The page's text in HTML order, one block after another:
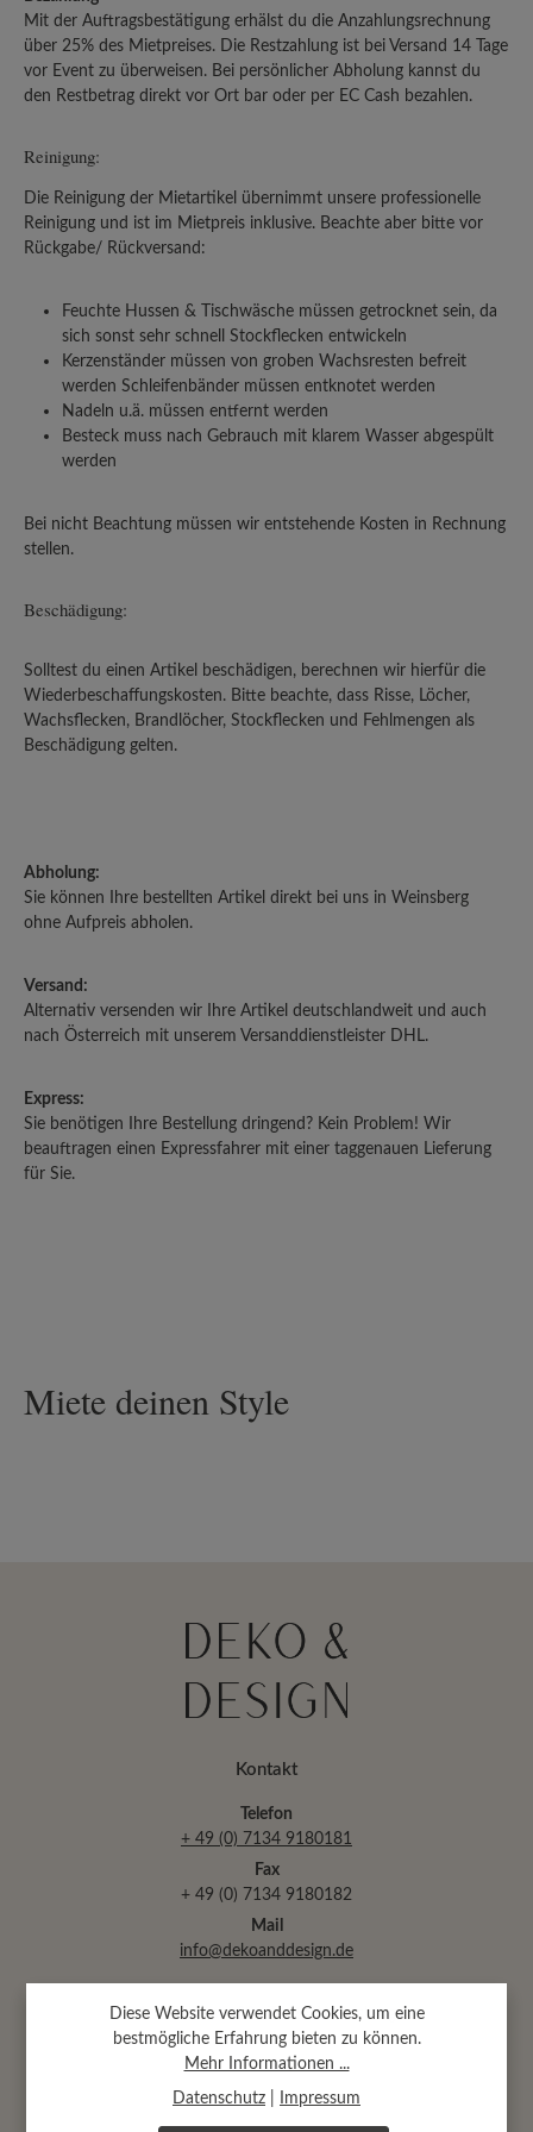
Mit der Auftragsbestätigung erhälst du die Anzahlungsrechnung
über 25% des Mietpreises. Die Restzahlung ist bei Versand 14 Tage
vor Event zu überweisen. Bei persönlicher Abholung kannst du
den Restbetrag direkt vor Ort bar oder per EC Cash bezahlen.
Reinigung:
Die Reinigung der Mietartikel übernimmt unsere professionelle
Reinigung und ist im Mietpreis inklusive. Beachte aber bitte vor
Rückgabe/ Rückversand:
Feuchte Hussen & Tischwäsche müssen getrocknet sein, da
sich sonst sehr schnell Stockflecken entwickeln
Kerzenständer müssen von groben Wachsresten befreit
werden Schleifenbänder müssen entknotet werden
Nadeln u.ä. müssen entfernt werden
Besteck muss nach Gebrauch mit klarem Wasser abgespült
werden
Bei nicht Beachtung müssen wir entstehende Kosten in Rechnung
stellen.
Beschädigung:
Solltest du einen Artikel beschädigen, berechnen wir hierfür die
Wiederbeschaffungskosten. Bitte beachte, dass Risse, Löcher,
Wachsflecken, Brandlöcher, Stockflecken und Fehlmengen als
Beschädigung gelten.
Abholung:
Sie können Ihre bestellten Artikel direkt bei uns in Weinsberg
ohne Aufpreis abholen.
Versand:
Alternativ versenden wir Ihre Artikel deutschlandweit und auch
nach Österreich mit unserem Versanddienstleister DHL.
Express:
Sie benötigen Ihre Bestellung dringend? Kein Problem! Wir
beauftragen einen Expressfahrer mit einer taggenauen Lieferung
für Sie.
Miete deinen Style
Kontakt
Telefon
+ 49 (0) 7134 9180181
Fax
+ 49 (0) 7134 9180182
Mail
info@dekoanddesign.de
Abtsäckerstr. 30 · 74189 Weinsberg
(bei Heilbronn)
Diese Website verwendet Cookies, um eine
bestmögliche Erfahrung bieten zu können.
Mehr Informationen ...
Datenschutz Impressum